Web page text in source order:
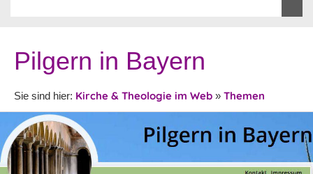
Pilgern in Bayern
Sie sind hier: Kirche & Theologie im Web » Themen